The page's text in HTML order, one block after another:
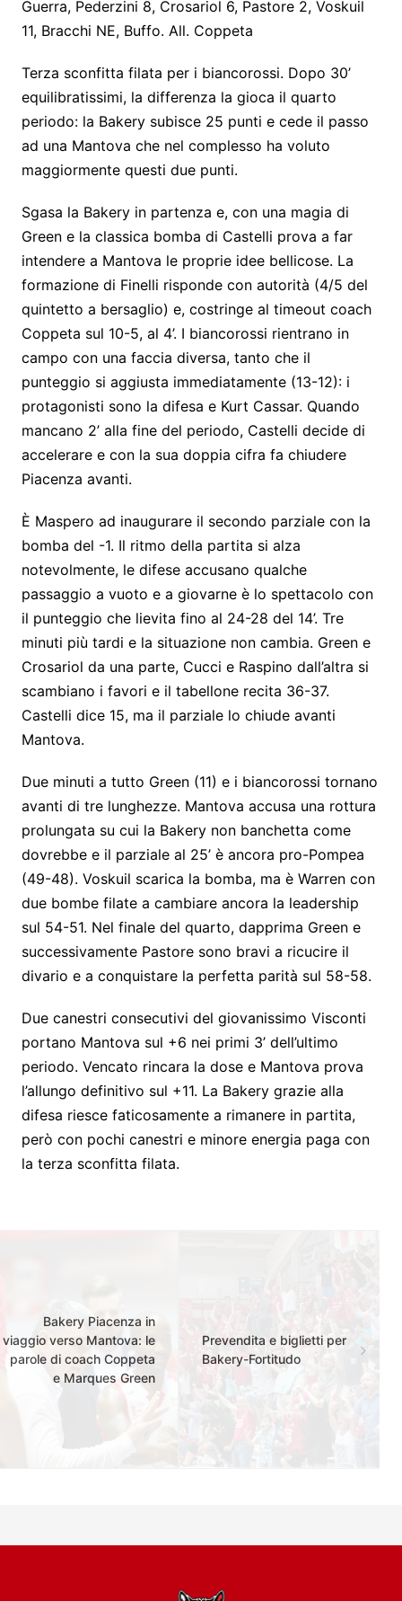
Guerra, Pederzini 8, Crosariol 6, Pastore 2, Voskuil
11, Bracchi NE, Buffo. All. Coppeta
Terza sconfitta filata per i biancorossi. Dopo 30’
equilibratissimi, la differenza la gioca il quarto
periodo: la Bakery subisce 25 punti e cede il passo
ad una Mantova che nel complesso ha voluto
maggiormente questi due punti.
Sgasa la Bakery in partenza e, con una magia di
Green e la classica bomba di Castelli prova a far
intendere a Mantova le proprie idee bellicose. La
formazione di Finelli risponde con autorità (4/5 del
quintetto a bersaglio) e, costringe al timeout coach
Coppeta sul 10-5, al 4’. I biancorossi rientrano in
campo con una faccia diversa, tanto che il
punteggio si aggiusta immediatamente (13-12): i
protagonisti sono la difesa e Kurt Cassar. Quando
mancano 2’ alla fine del periodo, Castelli decide di
accelerare e con la sua doppia cifra fa chiudere
Piacenza avanti.
È Maspero ad inaugurare il secondo parziale con la
bomba del -1. Il ritmo della partita si alza
notevolmente, le difese accusano qualche
passaggio a vuoto e a giovarne è lo spettacolo con
il punteggio che lievita fino al 24-28 del 14’. Tre
minuti più tardi e la situazione non cambia. Green e
Crosariol da una parte, Cucci e Raspino dall’altra si
scambiano i favori e il tabellone recita 36-37.
Castelli dice 15, ma il parziale lo chiude avanti
Mantova.
Due minuti a tutto Green (11) e i biancorossi tornano
avanti di tre lunghezze. Mantova accusa una rottura
prolungata su cui la Bakery non banchetta come
dovrebbe e il parziale al 25’ è ancora pro-Pompea
(49-48). Voskuil scarica la bomba, ma è Warren con
due bombe filate a cambiare ancora la leadership
sul 54-51. Nel finale del quarto, dapprima Green e
successivamente Pastore sono bravi a ricucire il
divario e a conquistare la perfetta parità sul 58-58.
Due canestri consecutivi del giovanissimo Visconti
portano Mantova sul +6 nei primi 3’ dell’ultimo
periodo. Vencato rincara la dose e Mantova prova
l’allungo definitivo sul +11. La Bakery grazie alla
difesa riesce faticosamente a rimanere in partita,
però con pochi canestri e minore energia paga con
la terza sconfitta filata.
Bakery Piacenza in
viaggio verso Mantova: le
parole di coach Coppeta
e Marques Green
Prevendita e biglietti per
Bakery-Fortitudo